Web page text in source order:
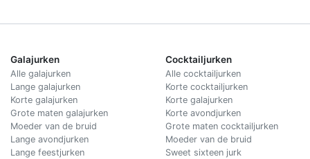
Galajurken
Alle galajurken
Lange galajurken
Korte galajurken
Grote maten galajurken
Moeder van de bruid
Lange avondjurken
Lange feestjurken
Cocktailjurken
Alle cocktailjurken
Korte cocktailjurken
Korte galajurken
Korte avondjurken
Grote maten cocktailjurken
Moeder van de bruid
Sweet sixteen jurk